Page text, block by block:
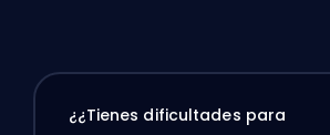
¿¿Tienes dificultades para